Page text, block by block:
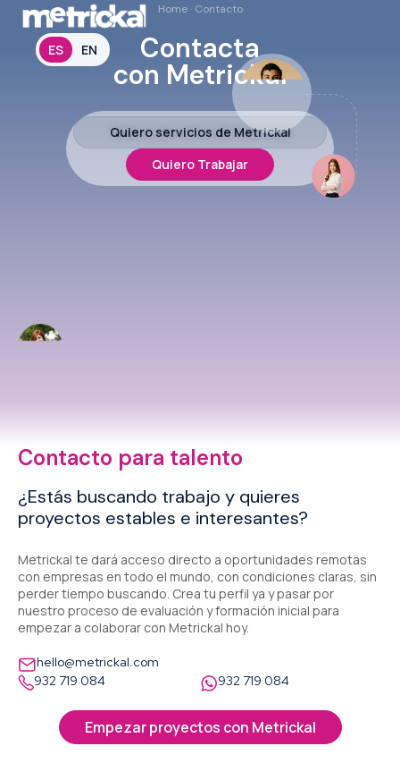
ES EN
Home· Contacto
Contacta
con Metrickal
Quiero servicios de Metrickal
Quiero Trabajar
Contacto para talento
¿Estás buscando trabajo y quieres
proyectos estables e interesantes?
Metrickal te dará acceso directo a oportunidades remotas
con empresas en todo el mundo, con condiciones claras, sin
perder tiempo buscando. Crea tu perfil ya y pasar por
nuestro proceso de evaluación y formación inicial para
empezar a colaborar con Metrickal hoy.
hello@metrickal.com
932 719 084
932 719 084
Empezar proyectos con Metrickal